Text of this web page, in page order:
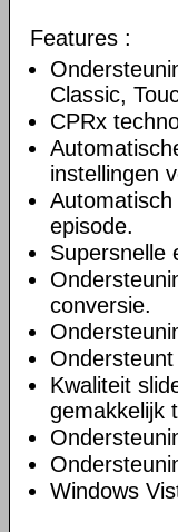
Features :
Classic,
CPRx
instellingen
episode.
Supersnelle
conversie.
Kwaliteit
gemakkelijk
Windows